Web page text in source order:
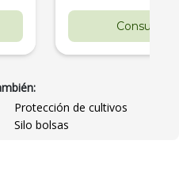
Consultar
Protección de cultivos
Silo bolsas